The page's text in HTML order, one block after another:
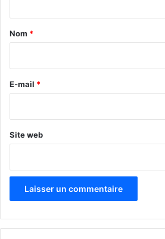
a
e
Nom *
E-mail *
Site web